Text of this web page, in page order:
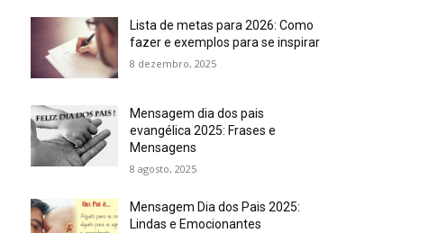
Lista de metas para 2026: Como
fazer e exemplos para se inspirar
8 dezembro, 2025
Mensagem dia dos pais
evangélica 2025: Frases e
Mensagens
8 agosto, 2025
Mensagem Dia dos Pais 2025:
Lindas e Emocionantes